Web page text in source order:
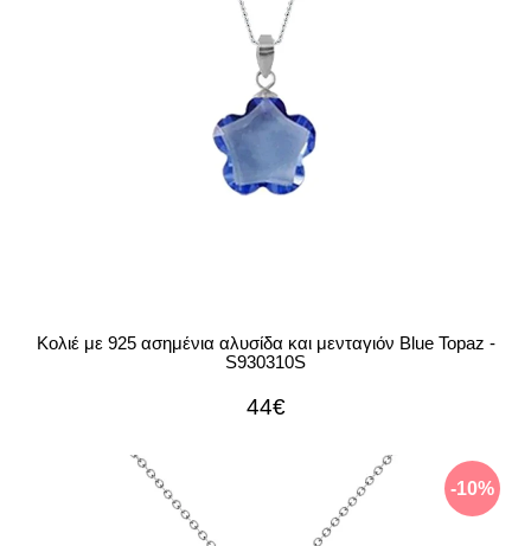
Κολιέ με 925 ασημένια αλυσίδα και μενταγιόν Blue Topaz -
S930310S
44€
-10%